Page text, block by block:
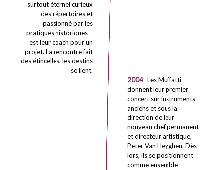
surtout éternel curieux
des répertoires et
passionné par les
pratiques historiques –
est leur coach pour un
projet. La rencontre fait
des étincelles, les destins
se lient.
2004 Les Muffatti
donnent leur premier
concert sur instruments
anciens et sous la
direction de leur
nouveau chef permanent
et directeur artistique,
Peter Van Heyghen. Dès
lors, ils se positionnent
comme ensemble